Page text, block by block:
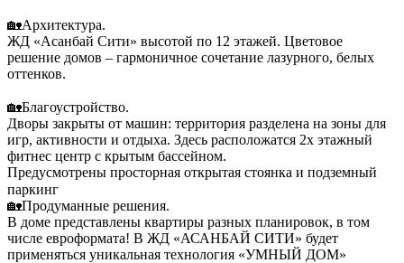
🏡Архитектура.
ЖД «Асанбай Сити» высотой по 12 этажей. Цветовое
решение домов – гармоничное сочетание лазурного, белых
оттенков.
🏡Благоустройство.
Дворы закрыты от машин: территория разделена на зоны для
игр, активности и отдыха. Здесь расположатся 2х этажный
фитнес центр с крытым бассейном.
Предусмотрены просторная открытая стоянка и подземный
паркинг ⠀
🏡Продуманные решения.
В доме представлены квартиры разных планировок, в том
числе евроформата! В ЖД «АСАНБАЙ СИТИ» будет
применяться уникальная технология «УМНЫЙ ДОМ»